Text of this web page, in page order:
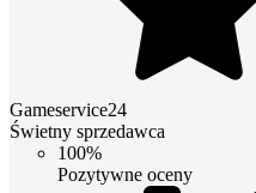
Gameservice24
Świetny sprzedawca
100%
Pozytywne oceny